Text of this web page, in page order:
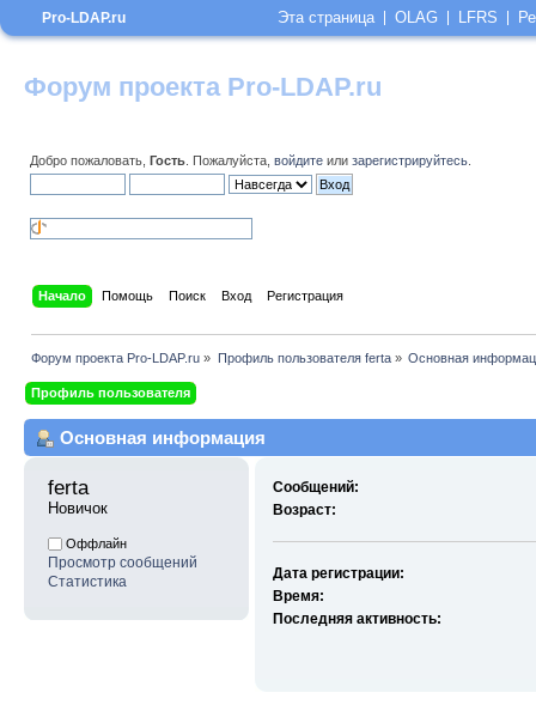
Форум проекта Pro-LDAP.ru
Добро пожаловать, Гость . Пожалуйста, войдите или зарегистрируйтесь
Начало Помощь Поиск Вход Регистрация
Форум проекта Pro-LDAP.ru » Профиль пользователя ferta» Основная
Профиль пользователя
Основная информация
ferta
Новичок
Оффлайн
Просмотр сообщений
Статистика
Сообщений:
Возраст:
Дата регистрации:
Время:
Последняя активность:
Pro-LDAP.ru Эта страница OLAG LFRS